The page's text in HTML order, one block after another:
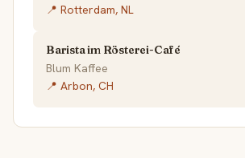
📍 Rotterdam, NL
Barista im Rösterei-Café
Blum Kaffee
📍 Arbon, CH